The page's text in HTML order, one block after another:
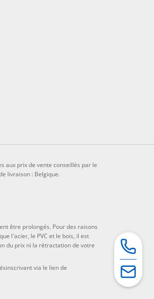
aux prix de vente conseillés par le
livraison : Belgique.
être prolongés. Pour des raisons
l'acier, le PVC et le bois, il est
du prix ni la rétractation de votre
via le lien de